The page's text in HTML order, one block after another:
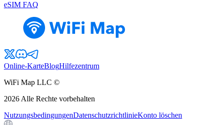
eSIM FAQ
Online-KarteBlogHilfezentrum
WiFi Map LLC ©
2026 Alle Rechte vorbehalten
NutzungsbedingungenDatenschutzrichtlinieKonto löschen